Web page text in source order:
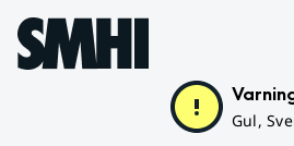
Hoppa till sidans innehåll
Gul,